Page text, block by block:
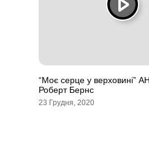
“Моє серце у верховині”
Роберт Бернс
23 Грудня, 2020